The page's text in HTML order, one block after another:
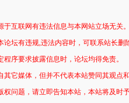
于互联网有违法信息与本网站立场无关
论坛有违规,违法内容时，可联系站长删
序要求披露信息时，论坛均得免责。
其它媒体，但并不代表本站赞同其观点
权问题，请立即告知本站，本站将及时